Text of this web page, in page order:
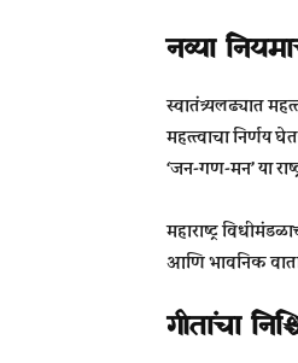
नव्या
स्वातंत्र्यलढ्यात
महत्त्वाचा निर्णय
‘जन-गण-मन’ या
महाराष्ट्र
आणि भावनिक
गीतांचा